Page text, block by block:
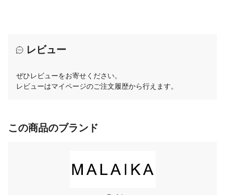
レビュー
ぜひレビューをお寄せください。
レビューはマイページのご注文履歴から行えます。
この商品のブランド